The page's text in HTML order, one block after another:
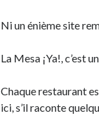
Ni un énième site
La Mesa ¡Ya!, c’est un
Chaque restaurant
ici, s’il raconte